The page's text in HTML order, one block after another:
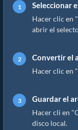
Seleccionar
Hacer clic en "
abrir el
Convertir el
Hacer clic en
Guardar el
Hacer cli en
disco local.